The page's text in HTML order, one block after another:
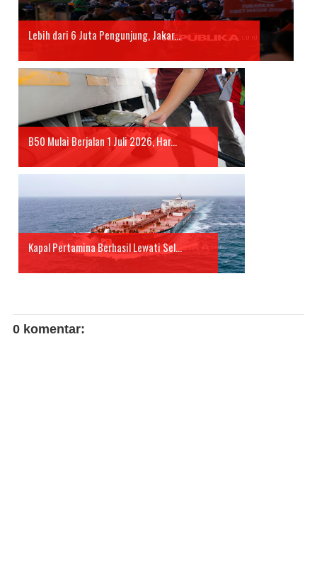
Lebih dari 6 Juta Pengunjung, Jakar...
B50 Mulai Berjalan 1 Juli 2026, Har...
Kapal Pertamina Berhasil Lewati Sel...
0 komentar: